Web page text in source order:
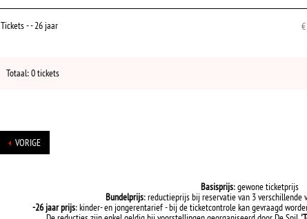
Tickets - - 26 jaar €
Totaal: 0 tickets
VORIGE
Basisprijs: gewone ticketprijs
Bundelprijs: reductieprijs bij reservatie van 3 verschillende
-26 jaar prijs: kinder- en jongerentarief - bij de ticketcontrole kan gevraagd